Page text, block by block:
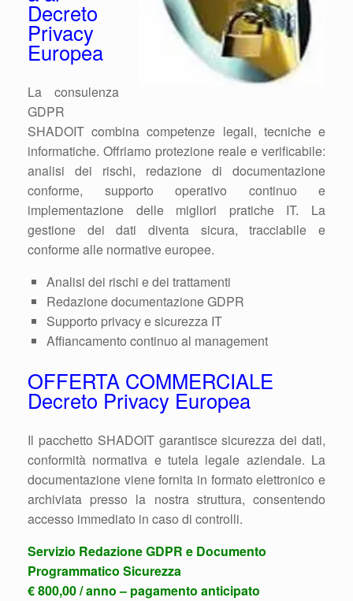
Decreto
Privacy
Europea
La consulenza
GDPR
SHADOIT combina competenze legali, tecniche e
informatiche. Offriamo protezione reale e verificabile:
analisi dei rischi, redazione di documentazione
conforme, supporto operativo continuo e
implementazione delle migliori pratiche IT. La
gestione dei dati diventa sicura, tracciabile e
conforme alle normative europee.
Analisi dei rischi e dei trattamenti
Redazione documentazione GDPR
Supporto privacy e sicurezza IT
Affiancamento continuo al management
OFFERTA COMMERCIALE
Decreto Privacy Europea
Il pacchetto SHADOIT garantisce sicurezza dei dati,
conformità normativa e tutela legale aziendale. La
documentazione viene fornita in formato elettronico e
archiviata presso la nostra struttura, consentendo
accesso immediato in caso di controlli.
Servizio Redazione GDPR e Documento
Programmatico Sicurezza
€ 800,00 / anno – pagamento anticipato